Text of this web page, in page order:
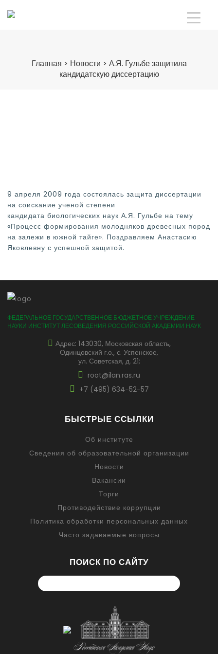
Главная > Новости > А.Я. Гульбе защитила
кандидатскую диссертацию
9 апреля 2009 года состоялась защита диссертации
на соискание ученой степени
кандидата биологических наук А.Я. Гульбе на тему
«Процесс формирования молодняков древесных пород
на залежи в южной тайге». Поздравляем Анастасию
Яковлевну с успешной защитой.
ФЕДЕРАЛЬНОЕ ГОСУДАРСТВЕННОЕ БЮДЖЕТНОЕ УЧРЕЖДЕНИЕ
НАУКИ ИНСТИТУТ ЛЕСОВЕДЕНИЯ РОССИЙСКОЙ АКАДЕМИИ НАУК
Адрес: 14З0З0, Московская область,
Одинцовский г.о., с. Успенское,
ул. Советская, д. 21;
root@ilan.ras.ru
+7 (495) 634-52-57
БЫСТРЫЕ ССЫЛКИ
Об институте
Сведения об образовательной организации
Новости
Вакансии
Торги
Противодействие коррупции
Политика обработки персональных данных
Часто задаваемые вопросы
ПОИСК ПО САЙТУ